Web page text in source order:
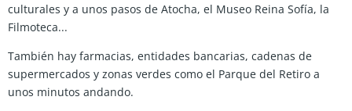
culturales y a unos pasos de Atocha, el Museo Reina Sofía, la
Filmoteca...
También hay farmacias, entidades bancarias, cadenas de
supermercados y zonas verdes como el Parque del Retiro a
unos minutos andando.